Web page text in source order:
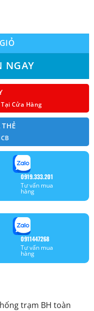
Inverter 2.0HP số lượng
NGAY
Cửa Hàng
0919.333.201
Tư vấn mua
hàng
0911447268
Tư vấn mua
hàng
trạm BH toàn